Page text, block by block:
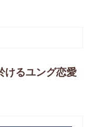
けるユング恋愛